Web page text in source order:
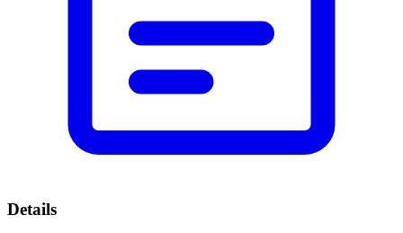
Details